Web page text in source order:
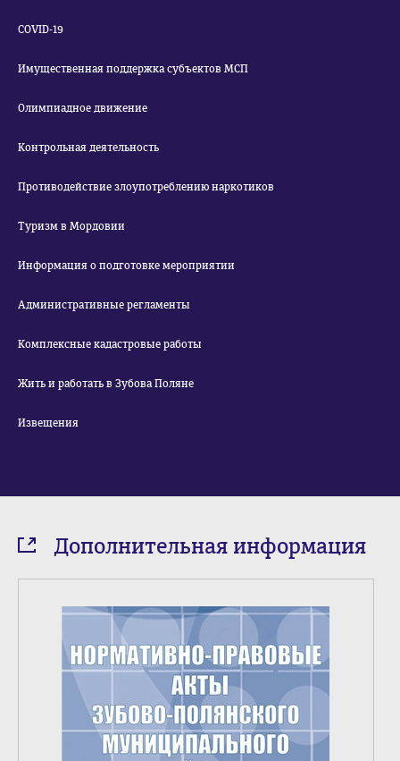
COVID-19
Имущественная поддержка субъектов МСП
Олимпиадное движение
Контрольная деятельность
Противодействие злоупотреблению наркотиков
Туризм в Мордовии
Информация о подготовке мероприятии
Административные регламенты
Комплексные кадастровые работы
Жить и работать в Зубова Поляне
Извещения
Дополнительная информация